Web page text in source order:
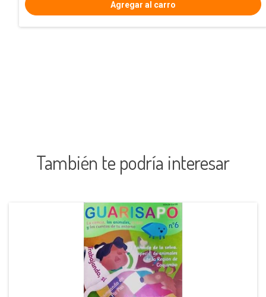
También te podría interesar